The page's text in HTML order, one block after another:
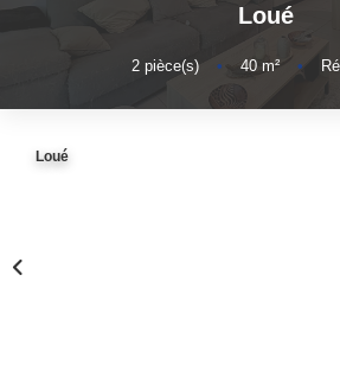
ESTIMER
Loué
2pièce(s) • 40m² •
Loué